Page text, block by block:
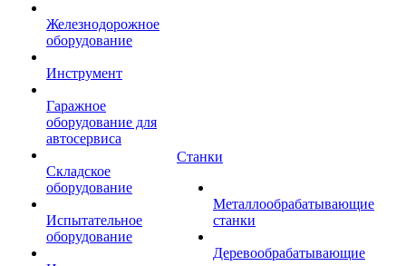
Железнодорожное
оборудование
Инструмент
Гаражное
оборудование для
автосервиса
Складское
оборудование
Испытательное
оборудование
Станки
Металлообрабатывающие
станки
Деревообрабатывающие